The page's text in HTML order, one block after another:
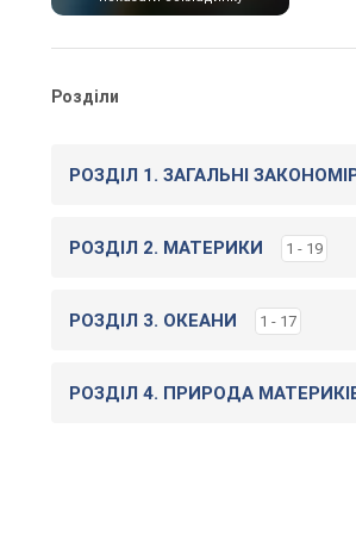
Розділи
РОЗДІЛ 1. ЗАГАЛЬНІ
РОЗДІЛ 2. МАТЕРИКИ 1 - 19
РОЗДІЛ 3. ОКЕАНИ 1 - 17
РОЗДІЛ 4. ПРИРОДА